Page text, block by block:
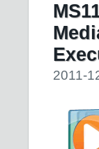
2011-